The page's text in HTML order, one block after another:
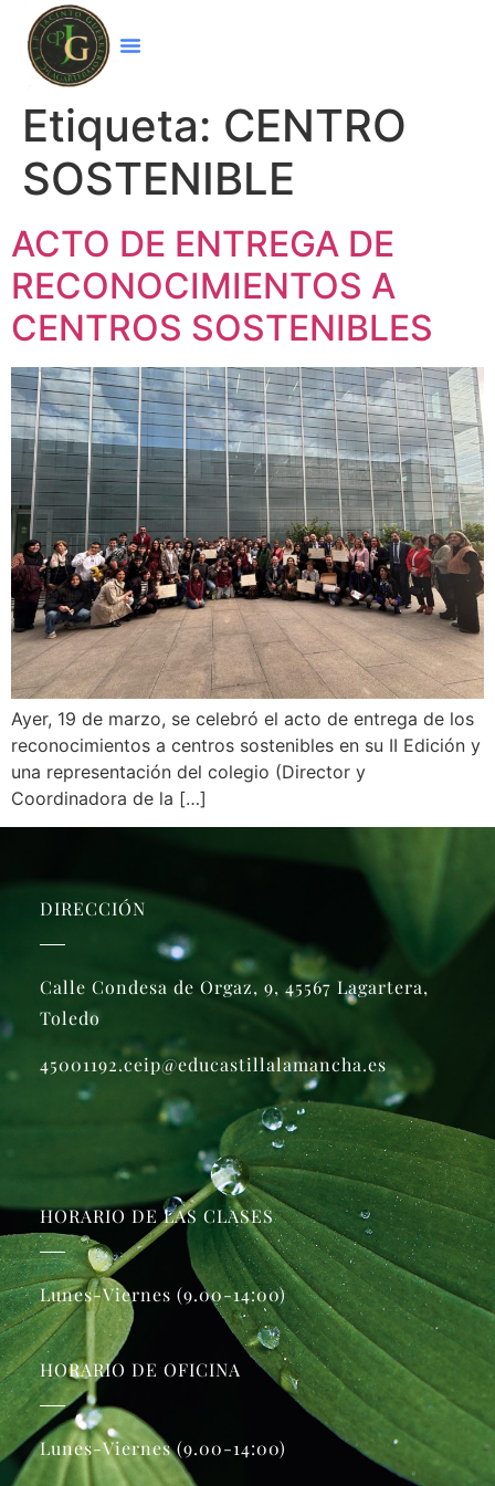
Etiqueta: CENTRO
SOSTENIBLE
ACTO DE ENTREGA DE
RECONOCIMIENTOS A
CENTROS SOSTENIBLES
Ayer, 19 de marzo, se celebró el acto de entrega de los
reconocimientos a centros sostenibles en su II Edición y
una representación del colegio (Director y
Coordinadora de la […]
DIRECCIÓN
Calle Condesa de Orgaz, 9, 45567 Lagartera,
Toledo
45001192.ceip@educastillalamancha.es
HORARIO DE LAS CLASES
Lunes-Viernes (9.00-14:00)
HORARIO DE OFICINA
Lunes-Viernes (9.00-14:00)